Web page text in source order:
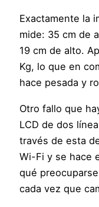
Exactamente la
mide: 35 cm de
19 cm de alto.
Kg, lo que en
hace pesada y
Otro fallo que
LCD de dos
través de esta
Wi-Fi y se hace
qué
cada vez que